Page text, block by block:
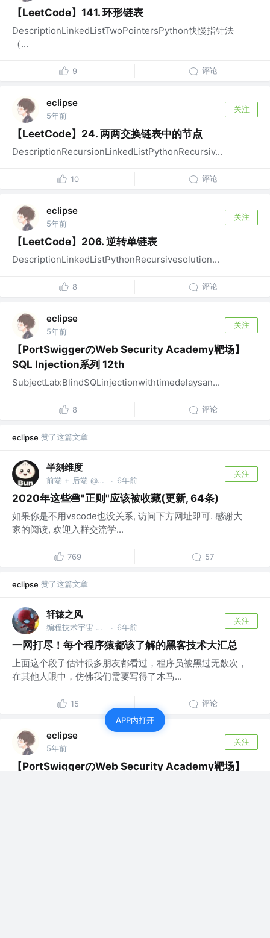
【LeetCode】141. 环形链表
DescriptionLinkedListTwoPointersPython快慢指针法
（...
9 评论
eclipse
5年前
关注
【LeetCode】24. 两两交换链表中的节点
DescriptionRecursionLinkedListPythonRecursiv...
10 评论
eclipse
5年前
关注
【LeetCode】206. 逆转单链表
DescriptionLinkedListPythonRecursivesolution...
8 评论
eclipse
5年前
关注
【PortSwiggerのWeb Security Academy靶场】
SQL Injection系列 12th
SubjectLab:BlindSQLinjectionwithtimedelaysan...
8 评论
eclipse 赞了这篇文章
半刻维度
前端 + 后端 @any-rule / any-touch 开发者 · 6年前
关注
2020年这些🍔"正则"应该被收藏(更新, 64条)
如果你是不用vscode也没关系, 访问下方网址即可. 感谢大
家的阅读, 欢迎入群交流学...
769 57
eclipse 赞了这篇文章
轩辕之风
编程技术宇宙 @公众号 · 6年前
关注
一网打尽！每个程序猿都该了解的黑客技术大汇总
上面这个段子估计很多朋友都看过，程序员被黑过无数次，
在其他人眼中，仿佛我们需要写得了木马...
15 评论
eclipse
5年前
关注
【PortSwiggerのWeb Security Academy靶场】
APP内打开